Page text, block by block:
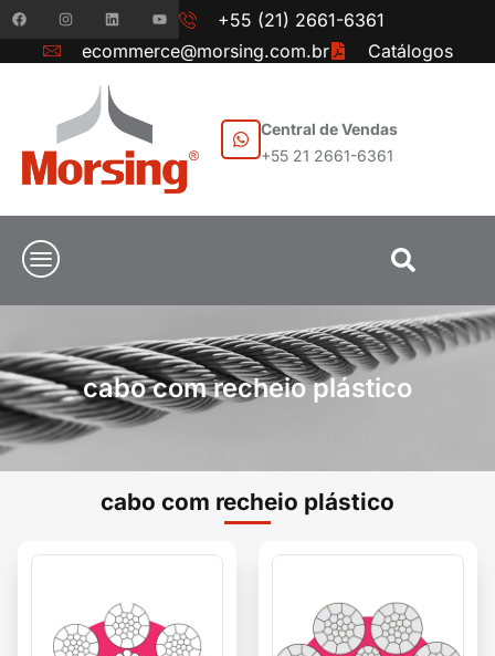
+55 (21) 2661-6361
ecommerce@morsing.com.br
Catálogos
Central de Vendas
+55 21 2661-6361
cabo com recheio plástico
cabo com recheio plástico